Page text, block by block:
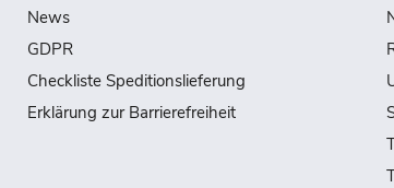
News
GDPR
Checkliste Speditionslieferung
Erklärung zur Barrierefreiheit